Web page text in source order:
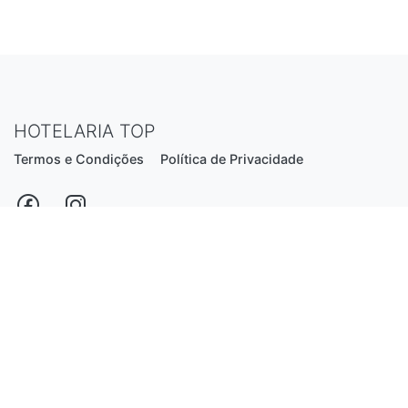
HOTELARIA TOP
Termos e Condições Política de Privacidade